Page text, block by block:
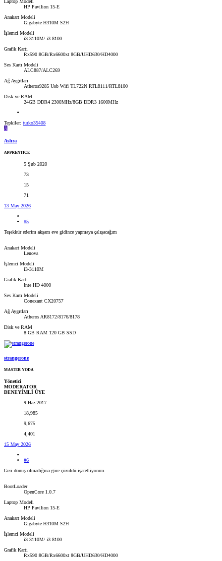
Laptop Modeli
HP Pavilion 15-E
Anakart Modeli
Gigabyte H310M S2H
İşlemci Modeli
i3 3110M/ i3 8100
Grafik Kartı
Rx590 8GB/Rx6600xt 8GB/UHD630/HD4000
Ses Kartı Modeli
ALC887/ALC269
Ağ Aygıtları
Atheros9285 Usb Wifi TL722N RTL8111/RTL8100
Disk ve RAM
24GB DDR4 2300MHz/8GB DDR3 1600MHz
Tepkiler: turko35408
A
Ashra
APPRENTICE
5 Şub 2020
73
15
71
13 May 2026
#5
Teşekkür ederim akşam eve gidince yapmaya çalışacağım
Anakart Modeli
Lenova
İşlemci Modeli
i3-3110M
Grafik Kartı
Inte HD 4000
Ses Kartı Modeli
Conexant CX20757
Ağ Aygıtları
Atheros AR8172/8176/8178
Disk ve RAM
8 GB RAM 120 GB SSD
strangerone
MASTER YODA
Yönetici
MODERATOR
DENEYİMLİ ÜYE
9 Haz 2017
18,985
9,675
4,401
15 May 2026
#6
Geri dönüş olmadığına göre çözüldü işaretliyorum.
BootLoader
OpenCore 1.0.7
Laptop Modeli
HP Pavilion 15-E
Anakart Modeli
Gigabyte H310M S2H
İşlemci Modeli
i3 3110M/ i3 8100
Grafik Kartı
Rx590 8GB/Rx6600xt 8GB/UHD630/HD4000